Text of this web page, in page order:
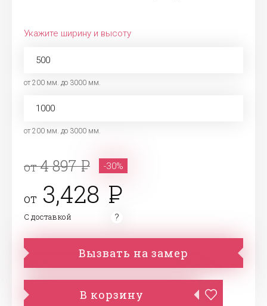
Укажите ширину и высоту
от 200 мм. до 3000 мм.
от 200 мм. до 3000 мм.
от4 897 -30%
от 3,428
С доставкой
Вызвать на замер
В корзину